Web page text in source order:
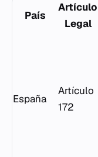
País
Artículo
Legal
España
Artículo
172